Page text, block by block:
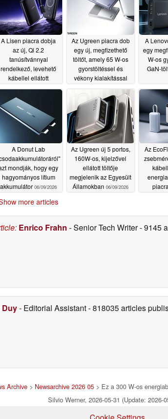
A Lisen piacra dobja
az új, Qi 2.2
tanúsítvánnyal
rendelkező, levehető
kábellel ellátott
akkumulátort
Az Ugreen piacra dob
egy új, megfizethető
töltőt, amely 65 W-os
gyorstöltéssel és
vékony kialakítással
06/20/2026
A
egy
W-os
GaN-
A Donut Lab
mondják, hogy egy
hagyományos lítium
akkumulátor 06/09/2026
Az Ugreen új 5 portos,
160W-os, kijelzővel
ellátott töltője
megjelenik az Egyesült
Államokban 06/09/2026
Az
piacra
more articles
: Enrico Frahn - Senior Tech Writer- 9145
Duy- Editorial Assistant- 818035 articles
Archive > Newsarchive 2026 05 > Ez a 300 W-os
Silvio Werner, 2026-05-31 (Update: 2026-